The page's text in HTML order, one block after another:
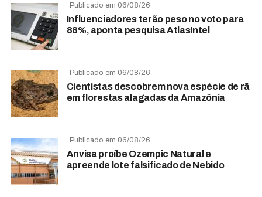
Publicado em 06/08/26
Influenciadores terão peso no voto para
88%, aponta pesquisa AtlasIntel
Publicado em 06/08/26
Cientistas descobrem nova espécie de rã
em florestas alagadas da Amazônia
Publicado em 06/08/26
Anvisa proíbe Ozempic Natural e
apreende lote falsificado de Nebido